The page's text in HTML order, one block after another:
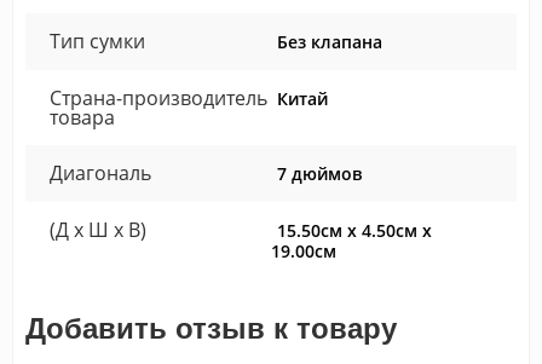
Тип сумки Без клапана
Страна-производитель
товара
Китай
Диагональ 7 дюймов
(Д x Ш x В)
15.50см x 4.50см x
19.00см
Добавить отзыв к товару